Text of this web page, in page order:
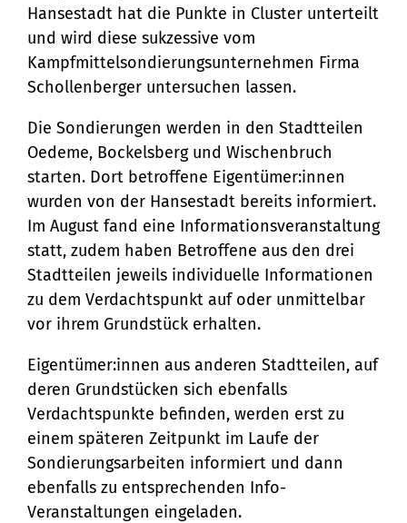
Anschrift:
Am Ochsenmarkt 1
Hansestadt hat die Punkte in Cluster unterteilt
und wird diese sukzessive vom
Kampfmittelsondierungsunternehmen Firma
Schollenberger untersuchen lassen.
Die Sondierungen werden in den Stadtteilen
Oedeme, Bockelsberg und Wischenbruch
starten. Dort betroffene Eigentümer:innen
wurden von der Hansestadt bereits informiert.
Im August fand eine Informationsveranstaltung
statt, zudem haben Betroffene aus den drei
Stadtteilen jeweils individuelle Informationen
zu dem Verdachtspunkt auf oder unmittelbar
vor ihrem Grundstück erhalten.
Eigentümer:innen aus anderen Stadtteilen, auf
deren Grundstücken sich ebenfalls
Verdachtspunkte befinden, werden erst zu
einem späteren Zeitpunkt im Laufe der
Sondierungsarbeiten informiert und dann
ebenfalls zu entsprechenden Info-
Veranstaltungen eingeladen.